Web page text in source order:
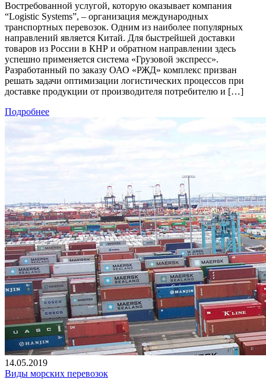
Востребованной услугой, которую оказывает компания
“Logistic Systems”, – организация международных
транспортных перевозок. Одним из наиболее популярных
направлений является Китай. Для быстрейшей доставки
товаров из России в КНР и обратном направлении здесь
успешно применяется система «Грузовой экспресс».
Разработанный по заказу ОАО «РЖД» комплекс призван
решать задачи оптимизации логистических процессов при
доставке продукции от производителя потребителю и […]
Подробнее
14.05.2019
Виды морских перевозок